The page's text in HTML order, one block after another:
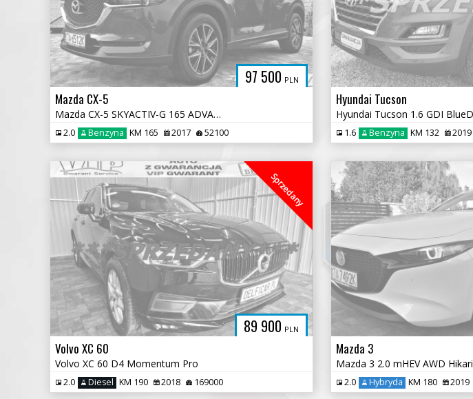
97 500 PLN
Mazda CX-5
Mazda CX-5 SKYACTIV-G 165 ADVANTAGE
2.0 Benzyna KM 165 2017 52100
Hyundai Tucson
1.6 Benzyna KM 132 2019
89 900 PLN
Sprzedany
Volvo XC 60
Volvo XC 60 D4 Momentum Pro
2.0 Diesel KM 190 2018 169000
Mazda 3
Mazda 3 2.0 mHEV AWD Hikari
2.0 Hybryda KM 180 2019